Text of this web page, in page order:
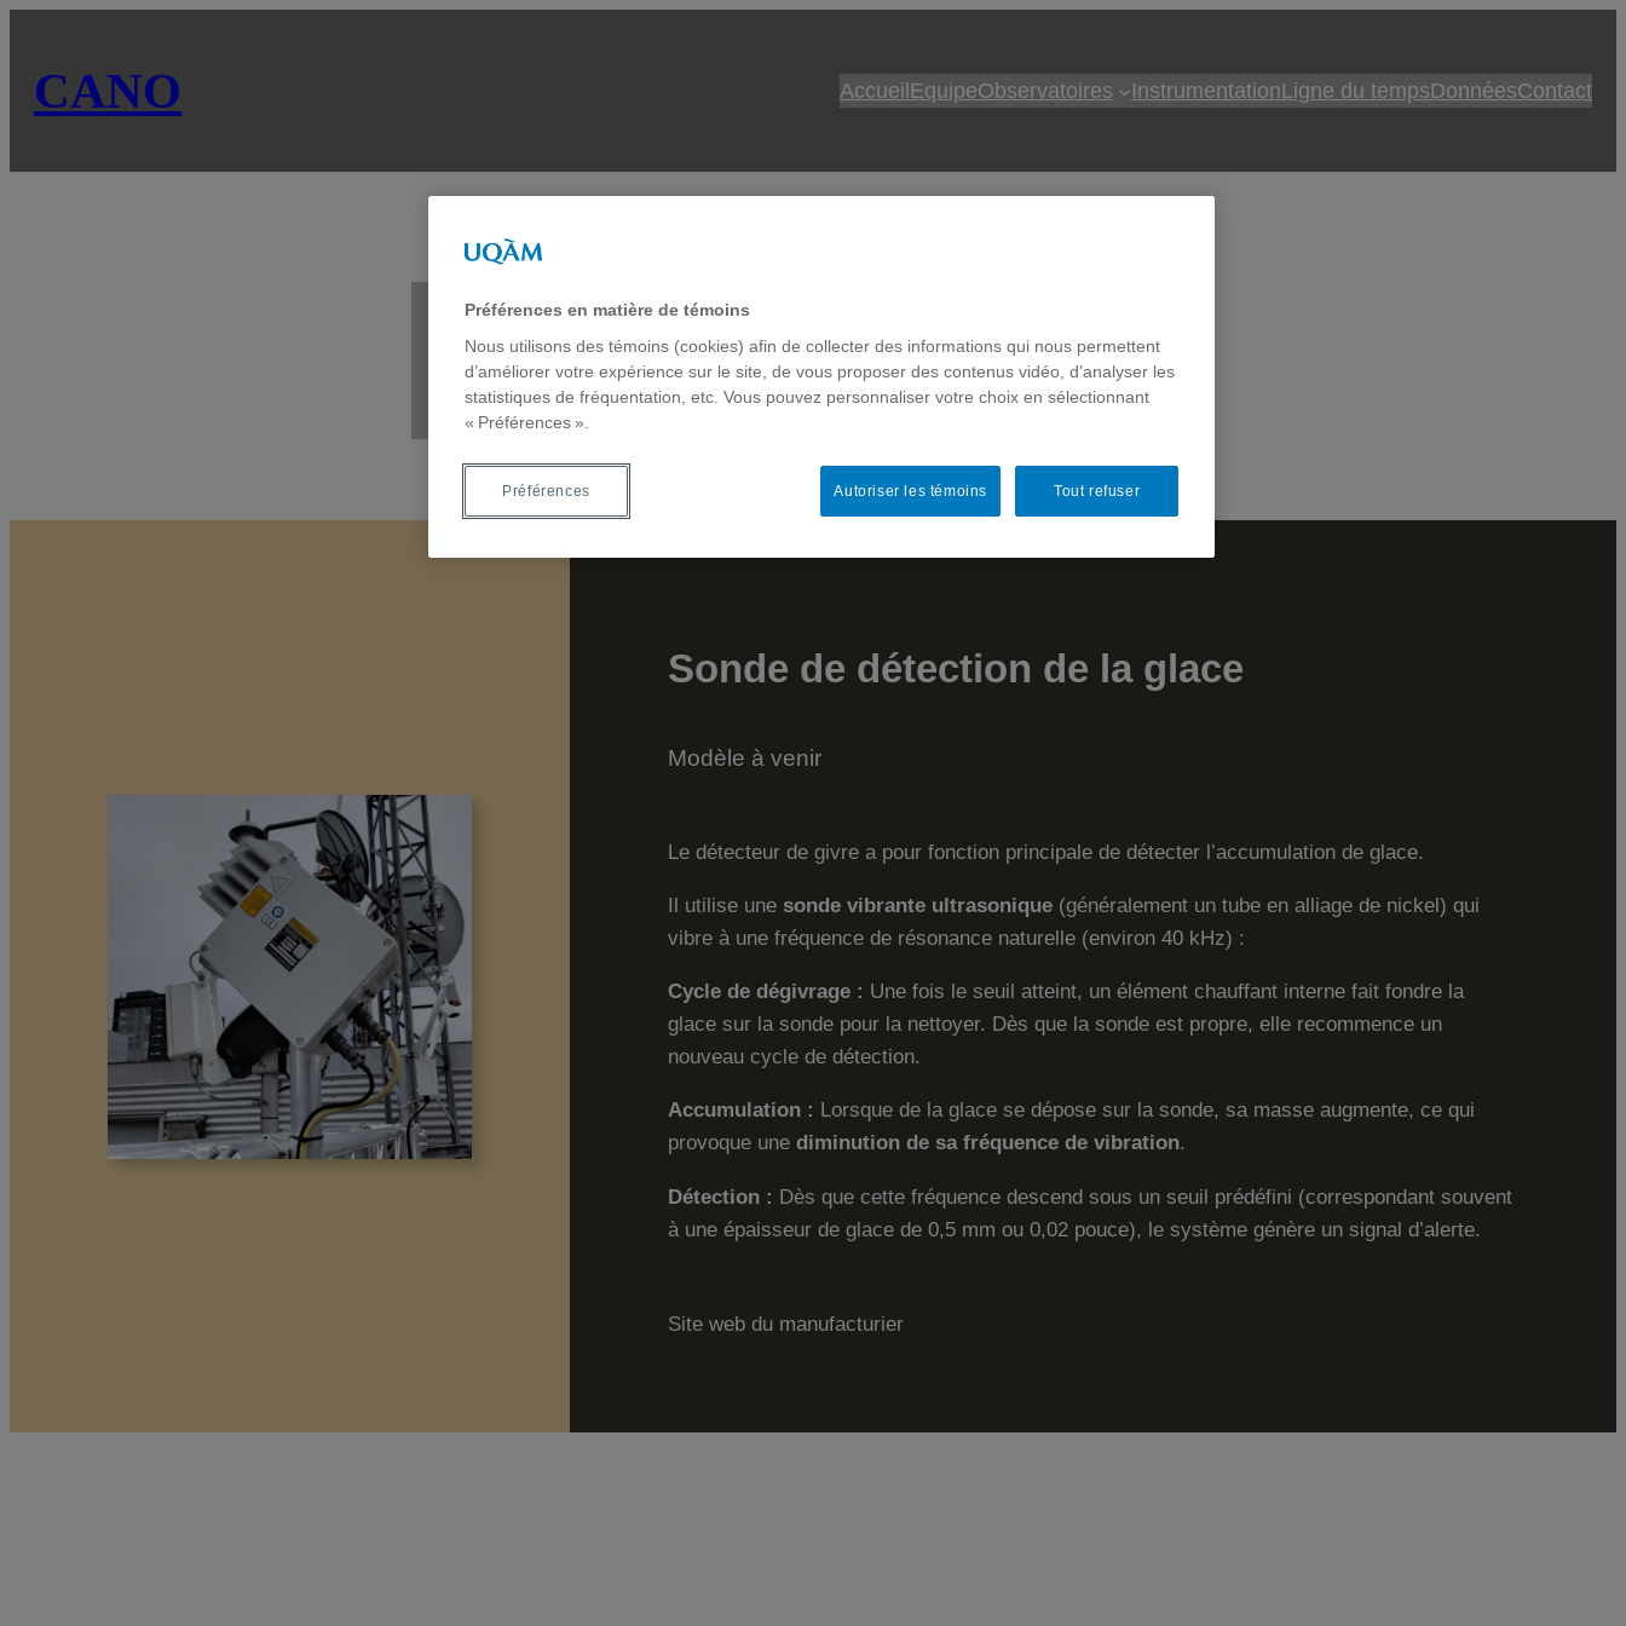
CANO Accueil EquipeObservatoires InstrumentationLigne du tempsDonnéesContact
Sonde de détection de la
glace
Sonde de détection de la glace
Modèle à venir
Le détecteur de givre a pour fonction principale de détecter l’accumulation de glace.
Il utilise une sonde vibrante ultrasonique (généralement un tube en alliage de nickel) qui
vibre à une fréquence de résonance naturelle (environ 40 kHz) :
Cycle de dégivrage : Une fois le seuil atteint, un élément chauffant interne fait fondre la
glace sur la sonde pour la nettoyer. Dès que la sonde est propre, elle recommence un
nouveau cycle de détection.
Accumulation : Lorsque de la glace se dépose sur la sonde, sa masse augmente, ce qui
provoque unediminution de sa fréquence de vibration.
Détection : Dès que cette fréquence descend sous un seuil prédéfini (correspondant souvent
à une épaisseur de glace de 0,5 mm ou 0,02 pouce), le système génère un signal d’alerte.
Site web du manufacturier
Préférences en matière de témoins
Nous utilisons des témoins (cookies) afin de collecter des informations qui nous permettent
d’améliorer votre expérience sur le site, de vous proposer des contenus vidéo, d’analyser les
statistiques de fréquentation, etc. Vous pouvez personnaliser votre choix en sélectionnant
« Préférences ».
Tout refuser
Autoriser les témoins
Préférences